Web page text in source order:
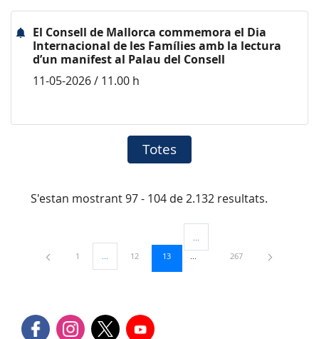
El Consell de Mallorca commemora el Dia
Internacional de les Famílies amb la lectura
d’un manifest al Palau del Consell
11-05-2026 / 11.00 h
Totes
S'estan mostrant 97 - 104 de 2.132 resultats.
Pàgina
1 ...Pàgines intermèdies Utilitzeu TAB per navegar.
Pàgina
12 Pàgina
13
Pàgines intermèdies Utilitzeu
Pàgina
267